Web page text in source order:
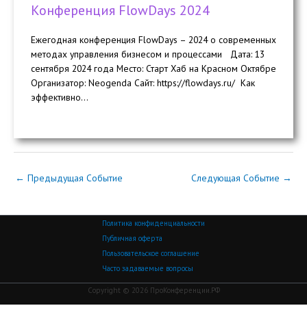
Конференция FlowDays 2024
Ежегодная конференция FlowDays – 2024 о современных
методах управления бизнесом и процессами Дата: 13
сентября 2024 года Место: Старт Хаб на Красном Октябре
Организатор: Neogenda Сайт: https://flowdays.ru/ Как
эффективно...
← Предыдущая Событие Следующая Событие →
Политика конфиденциальности
Публичная оферта
Пользовательское соглашение
Часто задаваемые вопросы
Copyright © 2026 ПроКонференции.РФ